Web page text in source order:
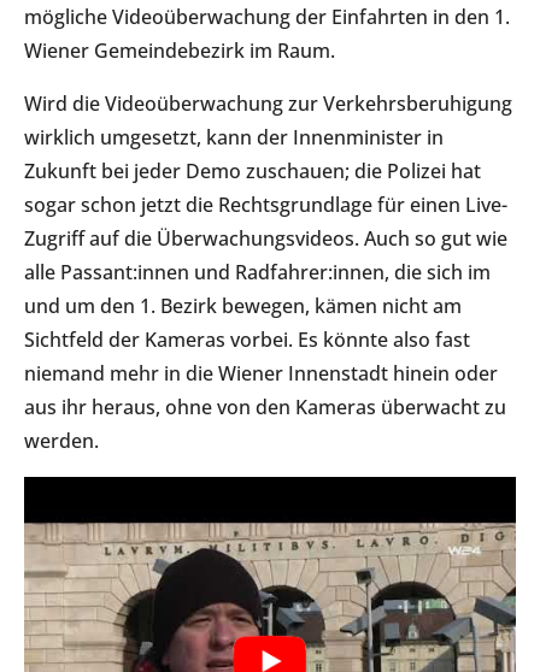
mögliche Videoüberwachung der Einfahrten in den 1.
Wiener Gemeindebezirk im Raum.
Wird die Videoüberwachung zur Verkehrsberuhigung
wirklich umgesetzt, kann der Innenminister in
Zukunft bei jeder Demo zuschauen; die Polizei hat
sogar schon jetzt die Rechtsgrundlage für einen Live-
Zugriff auf die Überwachungsvideos. Auch so gut wie
alle Passant:innen und Radfahrer:innen, die sich im
und um den 1. Bezirk bewegen, kämen nicht am
Sichtfeld der Kameras vorbei. Es könnte also fast
niemand mehr in die Wiener Innenstadt hinein oder
aus ihr heraus, ohne von den Kameras überwacht zu
werden.